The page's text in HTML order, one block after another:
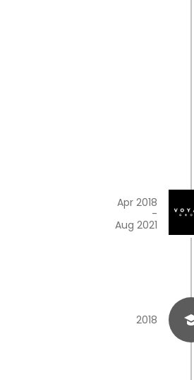
Apr 2018
-
Aug 2021
2018